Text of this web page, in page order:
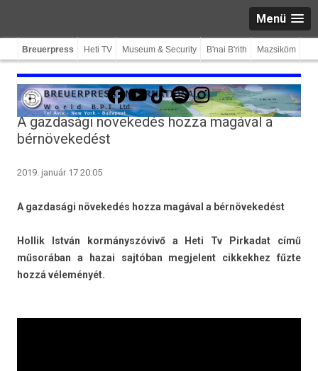
Menü
Breuerpress Heti TV Museum & Security B'nai B'rith Mazsiköm
Facebook
YouTube
TikTokSpotifyInstagram
A gazdasági növekedés hozza magával a
bérnövekedést
2019. január 17 20:05
A gaz­dasági növekedés hozza magával a bérnövekedést
Hol­lik István kormányszóvivő a Heti Tv Pir­kadat című
műsorában a hazai sajtóban meg­jelent cik­kekhez fűzte
hozzá véleményét.